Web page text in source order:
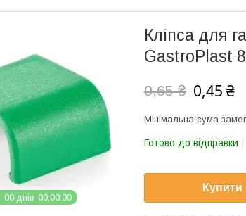
00 днів 00 00 00
Кліпса для
GastroPlast
0,65 ₴ 0,45 ₴
Мінімальна сума
Готово до відправки
Купити